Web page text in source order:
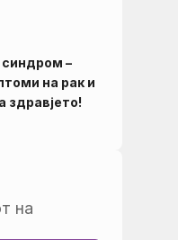
–
на рак и
здравјето!
на